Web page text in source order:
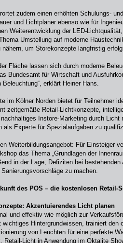
zudem einen erhöhten Schulungs-
und Lichtplaner ebenso wie für
Weiterentwicklung der LED-
Umstellung auf moderne
um Storekonzepte langfristig
Fläche lassen sich durch moderne
Bundesamt für Wirtschaft und
erklärt Heiner Hans.
im Kölner Norden bietet für Teilnehmer
zeitgemäße Retail-Lichtkonzepte,
Instore-Marketing durch Licht
als Experte für Spezialaufgaben zu
Weiterbildungsangebot: Für Einsteiger
das Thema „Grundlagen der
in der Lage, Defiziten bei
zu machen.
des POS – die kostenlosen Retail-
Akzentuierendes Licht planen
und effektiv wie möglich zur
wichtiges Hintergrundwissen, trainiert den
von Leuchten für eine perfekte
Retail-Licht in Anwendung im Oktalite